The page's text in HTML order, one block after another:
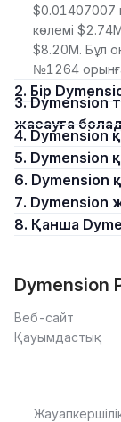
$0.01407007
көлемі
$8.20M. Бұл
№1264
2. Бір
3. Dymension токеніне қалай инвестиция
жасауға
4.
5.
6.
7.
8. Қанша
Dymension
Веб-сайт
Қауымдастық